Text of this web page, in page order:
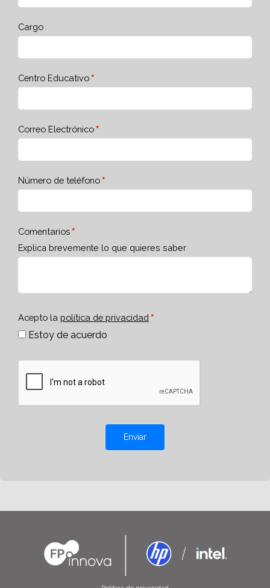
Cargo
Centro Educativo
Correo Electrónico
Número de teléfono
Comentarios
Explica brevemente lo que quieres saber
Acepto la política de privacidad
Estoy de acuerdo
Enviar